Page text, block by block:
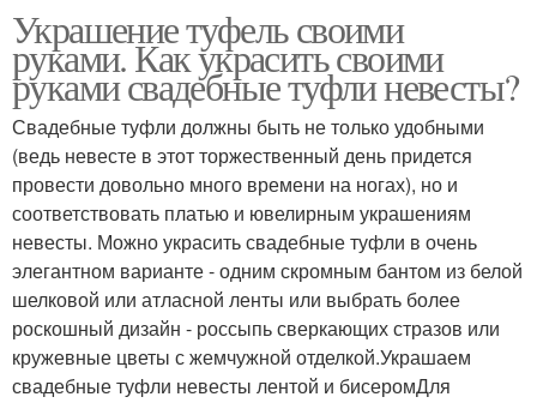
Украшение туфель своими
руками. Как украсить своими
руками свадебные туфли невесты?
Свадебные туфли должны быть не только удобными
(ведь невесте в этот торжественный день придется
провести довольно много времени на ногах), но и
соответствовать платью и ювелирным украшениям
невесты. Можно украсить свадебные туфли в очень
элегантном варианте - одним скромным бантом из белой
шелковой или атласной ленты или выбрать более
роскошный дизайн - россыпь сверкающих стразов или
кружевные цветы с жемчужной отделкой.Украшаем
свадебные туфли невесты лентой и бисеромДля